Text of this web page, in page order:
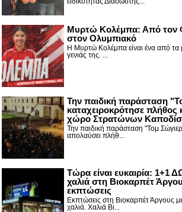
Μυρτώ Κολέμπα: Από τον
στον Ολυμπιακό
Η Μυρτώ Κολέμπα είναι ένα από τα
γενιάς της. ...
Την παιδική παράσταση
καταχειροκρότησε πλήθος
χώρο Στρατώνων
Την παιδική παράσταση "Τομ
απολαύσει πλήθ...
Τώρα είναι ευκαιρία: 1+1
χαλιά στη Βιοκαρπέτ
εκπτώσεις
Εκπτώσεις στη Βιοκαρπέτ Άργους
χαλιά. Χαλιά Βι...